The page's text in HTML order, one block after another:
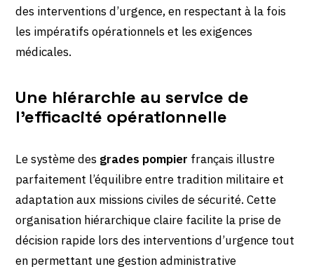
des interventions d’urgence, en respectant à la fois
les impératifs opérationnels et les exigences
médicales.
Une hiérarchie au service de
l’efficacité opérationnelle
Le système des grades pompier français illustre
parfaitement l’équilibre entre tradition militaire et
adaptation aux missions civiles de sécurité. Cette
organisation hiérarchique claire facilite la prise de
décision rapide lors des interventions d’urgence tout
en permettant une gestion administrative